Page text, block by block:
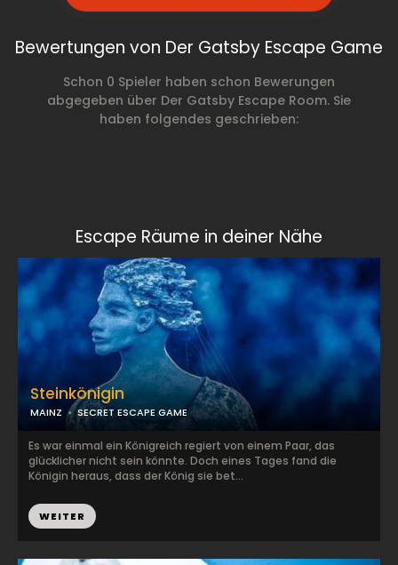
Bewertungen von Der Gatsby Escape Game
Schon 0 Spieler haben schon Bewerungen
abgegeben über Der Gatsby Escape Room. Sie
haben folgendes geschrieben:
Escape Räume in deiner Nähe
Steinkönigin
MAINZ SECRET ESCAPE GAME
Es war einmal ein Königreich regiert von einem Paar, das
glücklicher nicht sein könnte. Doch eines Tages fand die
Königin heraus, dass der König sie bet...
WEITER